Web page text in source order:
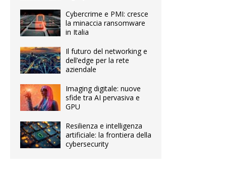
Cybercrime e PMI: cresce
la minaccia ransomware
in Italia
Il futuro del networking e
dell’edge per la rete
aziendale
Imaging digitale: nuove
sfide tra AI pervasiva e
GPU
Resilienza e intelligenza
artificiale: la frontiera della
cybersecurity